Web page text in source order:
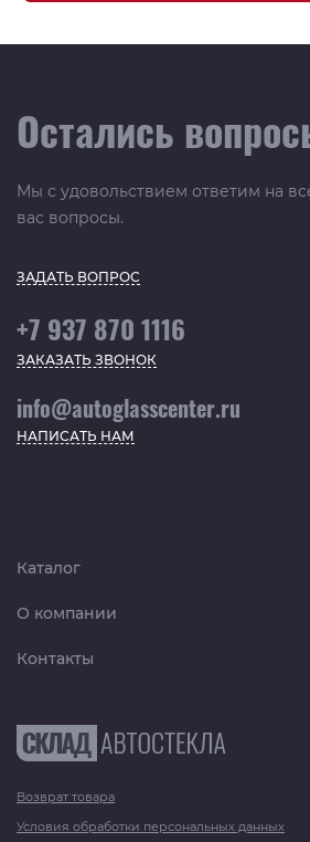
Остались
Мы с удовольствием ответим на
вас вопросы.
ЗАДАТЬ ВОПРОС
+7 937 870 1116
ЗАКАЗАТЬ ЗВОНОК
info@autoglasscenter.ru
НАПИСАТЬ НАМ
Каталог
О компании
Контакты
Возврат товара
Условия обработки персональных данных